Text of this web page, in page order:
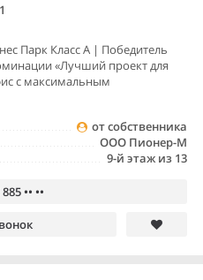
Парк Класс А | Победитель
«Лучший проект для
с максимальным
от собственника
ООО Пионер-М
9-й этаж из 13
•• ••